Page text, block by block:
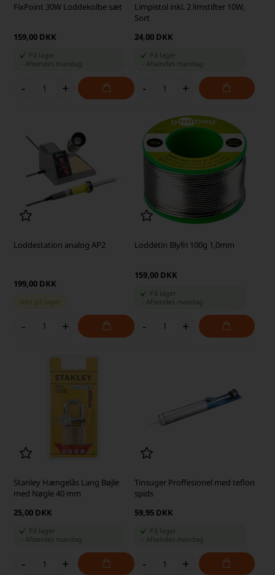
FixPoint 30W Loddekolbe sæt
159,00 DKK
På lager
-Afsendes mandag
- +
Limpistol inkl. 2 limstifter 10W,
Sort
24,00 DKK
På lager
Afsendes mandag
- +
Loddestation analog AP2
199,00 DKK
Ikke på lager
- +
Loddetin Blyfri 100g 1,0mm
159,00 DKK
På lager
Afsendes mandag
- +
Stanley Hængelås Lang Bøjle
med Nøgle 40 mm
25,00 DKK
På lager
-Afsendes mandag
- +
Tinsuger Proffesionel med teflon
spids
59,95 DKK
På lager
Afsendes mandag
- +